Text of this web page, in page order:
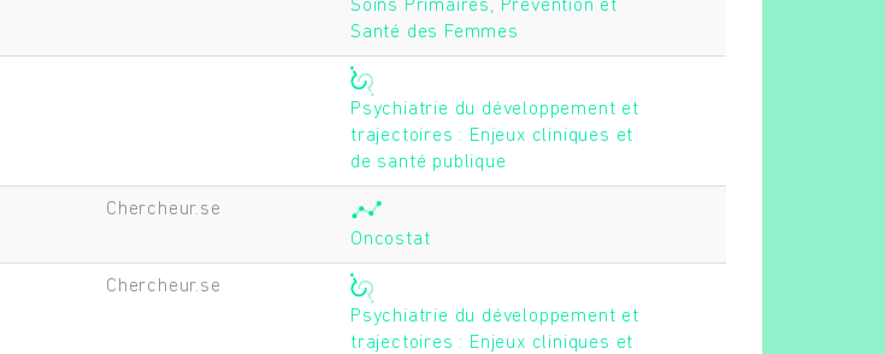
Soins Primaires, Prévention et
Santé des Femmes
Psychiatrie du développement et
trajectoires : Enjeux cliniques et
de santé publique
Chercheur.se
Oncostat
Chercheur.se
Psychiatrie du développement et
trajectoires : Enjeux cliniques et